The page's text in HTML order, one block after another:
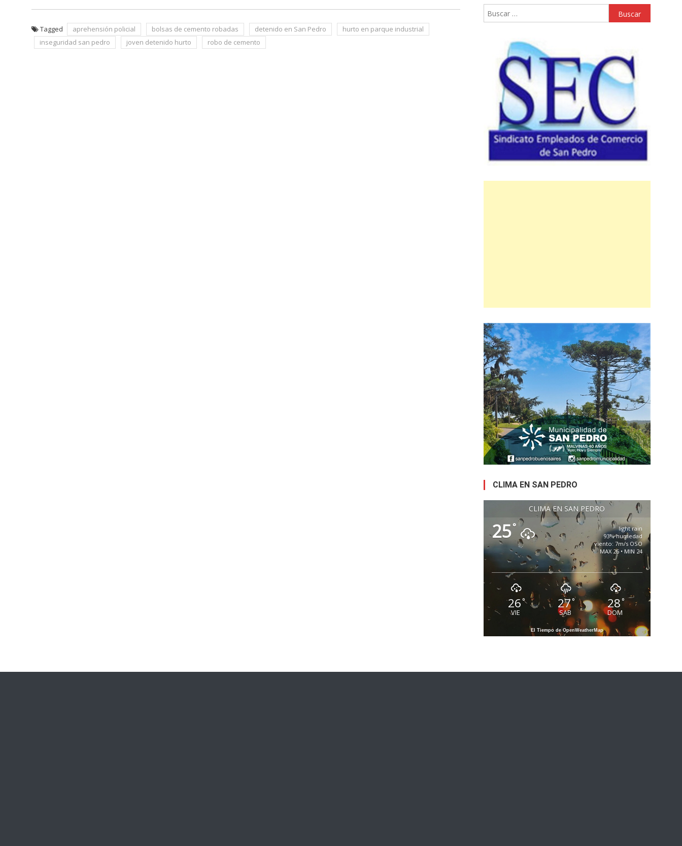
Tagged aprehensión policial bolsas de cemento robadas detenido en San Pedro
hurto en parque industrial
inseguridad san pedro
joven detenido hurto robo de cemento
Buscar:
CLIMA EN SAN PEDRO
CLIMA EN SAN PEDRO
25°
light rain
93% humedad
viento: 7m/s OSO
MAX 26 • MIN 24
26°
VIE
27°
SAB
28°
DOM
El Tiempo de OpenWeatherMap